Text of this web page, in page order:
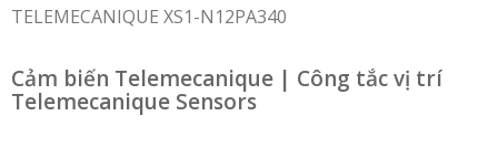
TELEMECANIQUE XS1-N12PA340
Cảm biến Telemecanique | Công tắc vị trí
Telemecanique Sensors